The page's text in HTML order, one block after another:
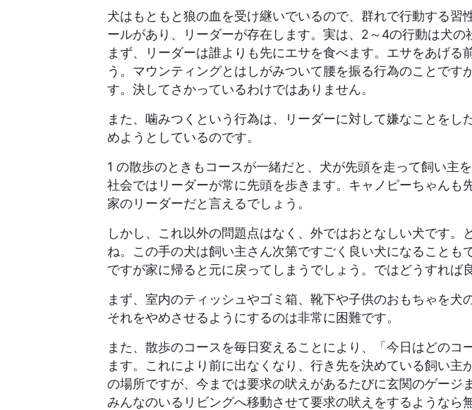
犬はもともと狼の血を受け継いでいるので、群れで行動する
ールがあり、リーダーが存在します。実は、2～4の行動は犬の
まず、リーダーは誰よりも先にエサを食べます。エサをあげ
う。マウンティングとはしがみついて腰を振る行為のことで
す。決してさかっているわけではありません。
また、噛みつくという行為は、リーダーに対して嫌なことを
めようとしているのです。
1 の散歩のときもコースが一緒だと、犬が先頭を走って飼い主
社会ではリーダーが常に先頭を歩きます。キャノピーちゃん
家のリーダーだと言えるでしょう。
しかし、これ以外の問題点はなく、外ではおとなしい犬です
ね。この手の犬は飼い主さん次第ですごく良い犬になること
ですが家に帰ると元に戻ってしまうでしょう。ではどうすれば
まず、室内のティッシュやゴミ箱、靴下や子供のおもちゃを犬
それをやめさせるようにするのは非常に困難です。
また、散歩のコースを毎日変えることにより、「今日はどの
ます。これにより前に出なくなり、行き先を決めている飼い
の場所ですが、今までは要求の吠えがあるたびに玄関のゲー
みんなのいるリビングへ移動させて要求の吠えをするような